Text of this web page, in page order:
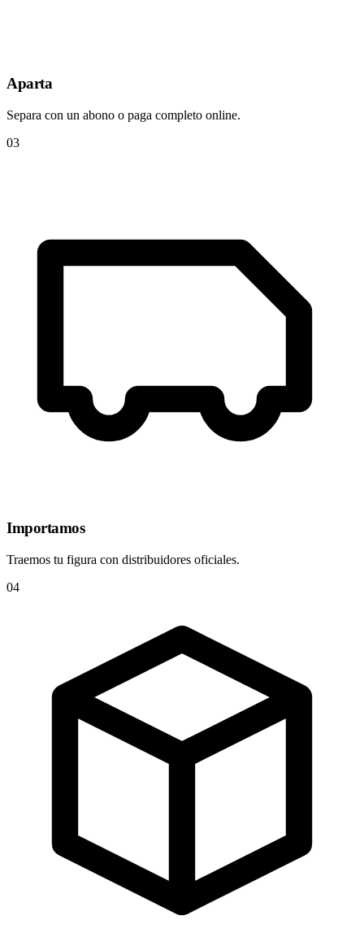
Aparta
Separa con un abono o paga completo online.
03
Importamos
Traemos tu figura con distribuidores oficiales.
04